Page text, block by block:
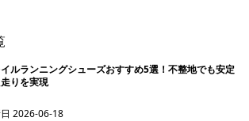
イルランニングシューズおすすめ5選！不整地でも安定
りを実現
日2026-06-18